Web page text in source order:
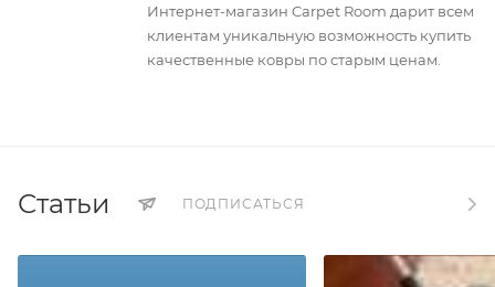
Интернет-магазин Carpet Room дарит всем
клиентам уникальную возможность купить
качественные ковры по старым ценам.
Статьи ПОДПИСАТЬСЯ